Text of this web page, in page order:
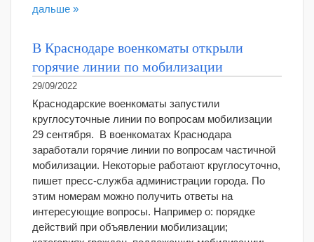
дальше »
В Краснодаре военкоматы открыли
горячие линии по мобилизации
29/09/2022
Краснодарские военкоматы запустили
круглосуточные линии по вопросам мобилизации
29 сентября. В военкоматах Краснодара
заработали горячие линии по вопросам частичной
мобилизации. Некоторые работают круглосуточно,
пишет пресс-служба администрации города. По
этим номерам можно получить ответы на
интересующие вопросы. Например о: порядке
действий при объявлении мобилизации;